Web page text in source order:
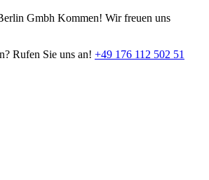
Gmbh Kommen! Wir freuen uns
Rufen Sie uns an! +49 176 112 502 51